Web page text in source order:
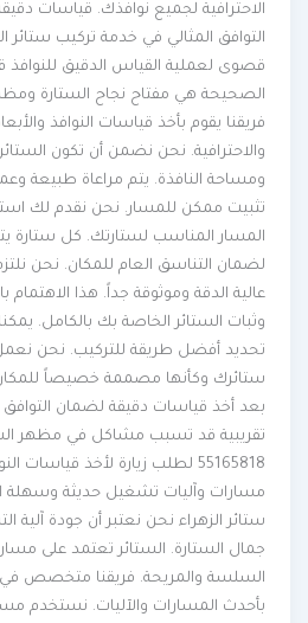
الاحترافية لجميع نوافذك. قياسات دقيقة
التوافق المثالي في خدمة تركيب ستائر
قصوى لعملية القياس الدقيق للنوافذ قبل
الصحيحة هي مفتاح نجاح الستارة
فريقنا يقوم بأخذ قياسات النوافذ والأبعاد
والاحترافية. نحن نضمن أن تكون الستائر
ومساحة النافذة. يتم مراعاة طبيعة
تثبيت ممكن للمسار. نحن نقدم لك
المسار المناسب لستارتك. كل ستارة يتم
لضمان التناسق العام للمكان. نحن نلتزم
عالية الدقة وموثوقة جداً. هذا الاهتمام
وثبات الستائر الخاصة بك بالكامل. يمكنك
تحديد أفضل طريقة للتركيب. نحن نعمل
ستائرك وكأنها مصممة خصيصاً للمكان.
بعد أخذ قياسات دقيقة لضمان التوافق
تقريبية قد تسبب مشاكل في مظهر
55165818 لطلب زيارة لأخذ قياسات
مسارات وآليات تشغيل حديثة وسهلة
ستائر الزهراء نحن نعتبر أن جودة آلية
جمال الستارة. الستائر تعتمد على مسارات
السلسة والمريحة. فريقنا متخصص في
بأحدث المسارات والآليات. نستخدم